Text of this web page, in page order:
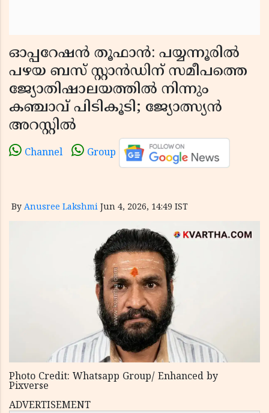
ഓപ്പറേഷൻ തൂഫാൻ: പയ്യന്നൂരിൽ
പഴയ ബസ് സ്റ്റാൻഡിന് സമീപത്തെ
ജ്യോതിഷാലയത്തിൽ നിന്നും
കഞ്ചാവ് പിടികൂടി; ജ്യോത്സ്യൻ
അറസ്റ്റിൽ
Channel Group
By Anusree Lakshmi Jun 4, 2026, 14:49 IST
Photo Credit: Whatsapp Group/ Enhanced by
Pixverse
ADVERTISEMENT